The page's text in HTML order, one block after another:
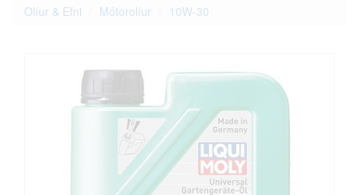
Olíur & Efni Mótorolíur 10W-30